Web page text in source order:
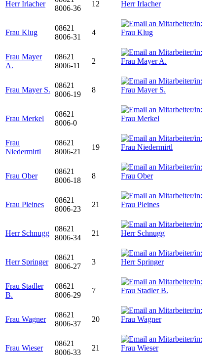
Herr Irlacher
8006-36
12
Frau Klug
08621
8006-31
4
Frau Mayer
A.
08621
8006-11
2
Frau Mayer S.
08621
8006-19
8
Frau Merkel
08621
8006-0
Frau
Niedermirtl
08621
8006-21
19
Frau Ober
08621
8006-18
8
Frau Pleines
08621
8006-23
21
Herr Schnugg
08621
8006-34
21
Herr Springer
08621
8006-27
3
Frau Stadler
B.
08621
8006-29
7
Frau Wagner
08621
8006-37
20
Frau Wieser
08621
8006-33
21